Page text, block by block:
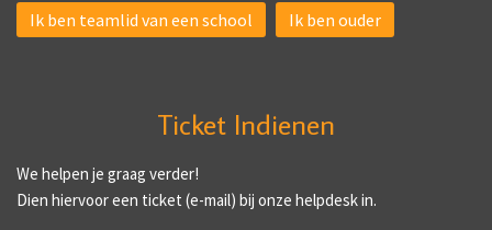
Ik ben teamlid van een school Ik ben ouder
Ticket Indienen
We helpen je graag verder!
Dien hiervoor een ticket (e-mail) bij onze helpdesk in.